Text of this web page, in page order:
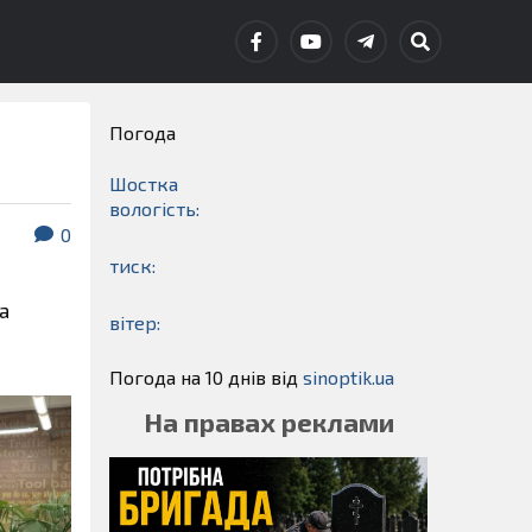
0
Погода
Шостка
вологість:
тиск:
вітер:
Погода на 10 днів від sinoptik.ua
На правах реклами